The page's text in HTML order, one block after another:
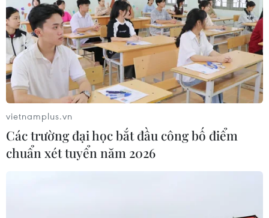
Chứng khoán châu Á giảm điểm do những
lo ngại về đại dịch
15/09/2021 10:13
Chốt phiên 15/9, chỉ số Nikkei 225 của Nhật Bản giảm
0,5%, chỉ số Hang Seng của Hong Kong giảm 1,8%, còn
chỉ số Shanghai Composite của Thượng Hải giảm 0,2%.
vietnamplus.vn
Các trường đại học bắt đầu công bố điểm
chuẩn xét tuyển năm 2026